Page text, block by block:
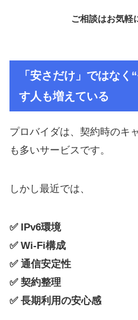
ご相談はお気軽
「安さだけ」ではな
す人も増えている
プロバイダは、契約時のキ
も多いサービスです。
しかし最近では、
✅ IPv6環境
✅ Wi-Fi構成
✅ 通信安定性
✅ 契約整理
✅ 長期利用の安心感